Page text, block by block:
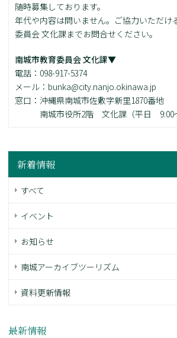
随時募集しております。
年代や内容は問いません。ご協力いただけ
委員会 文化課までお問合せください。
南城市教育委員会 文化課▼
電話：098-917-5374
メール：bunka@city.nanjo.okinawa.jp
窓口：沖縄県南城市佐敷字新里1870番地
南城市役所2階 文化課（平日 9:00～
新着情報
すべて
イベント
お知らせ
南城アーカイブツーリズム
資料更新情報
最新情報